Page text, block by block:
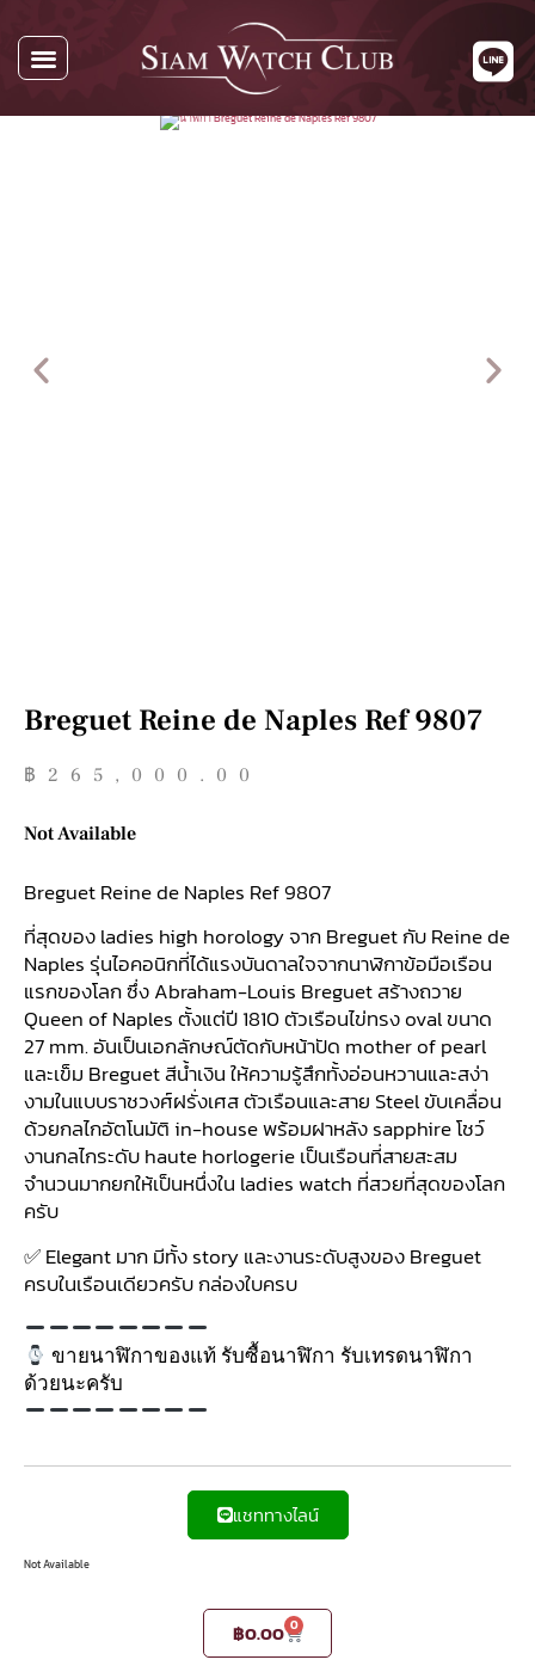
Breguet Reine de Naples Ref 9807
฿ 265,000.00
Not Available
Breguet Reine de Naples Ref 9807
ที่สุดของ ladies high horology จาก Breguet กับ Reine de
Naples รุ่นไอคอนิกที่ได้แรงบันดาลใจจากนาฬิกาข้อมือเรือน
แรกของโลก ซึ่ง Abraham-Louis Breguet สร้างถวาย
Queen of Naples ตั้งแต่ปี 1810 ตัวเรือนไข่ทรง oval ขนาด
27 mm. อันเป็นเอกลักษณ์ตัดกับหน้าปัด mother of pearl
และเข็ม Breguet สีน้ำเงิน ให้ความรู้สึกทั้งอ่อนหวานและสง่า
งามในแบบราชวงศ์ฝรั่งเศส ตัวเรือนและสาย Steel ขับเคลื่อน
ด้วยกลไกอัตโนมัติ in-house พร้อมฝาหลัง sapphire โชว์
งานกลไกระดับ haute horlogerie เป็นเรือนที่สายสะสม
จำนวนมากยกให้เป็นหนึ่งใน ladies watch ที่สวยที่สุดของโลก
ครับ
✅ Elegant มาก มีทั้ง story และงานระดับสูงของ Breguet
ครบในเรือนเดียวครับ กล่องใบครบ
ขายนาฬิกาของแท้ รับซื้อนาฬิกา รับเทรดนาฬิกา
ด้วยนะครับ
แชททางไลน์
Not Available
฿0.00 0